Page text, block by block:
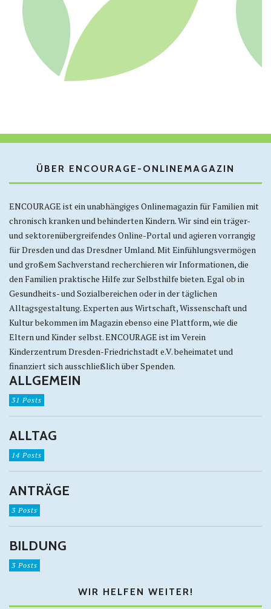
ÜBER ENCOURAGE-ONLINEMAGAZIN
ENCOURAGE ist ein unabhängiges Onlinemagazin für Familien mit
chronisch kranken und behinderten Kindern. Wir sind ein träger-
und sektorenübergreifendes Online-Portal und agieren vorrangig
für Dresden und das Dresdner Umland. Mit Einfühlungsvermögen
und großem Sachverstand recherchieren wir Informationen, die
den Familien praktische Hilfe zur Selbsthilfe bieten. Egal ob in
Gesundheits- und Sozialbereichen oder in der täglichen
Alltagsgestaltung. Experten aus Wirtschaft, Wissenschaft und
Kultur bekommen im Magazin ebenso eine Plattform, wie die
Eltern und Kinder selbst. ENCOURAGE ist im Verein
Kinderzentrum Dresden-Friedrichstadt e.V. beheimatet und
finanziert sich ausschließlich über Spenden.
ALLGEMEIN
31 Posts
ALLTAG
14 Posts
ANTRÄGE
3 Posts
BILDUNG
3 Posts
WIR HELFEN WEITER!